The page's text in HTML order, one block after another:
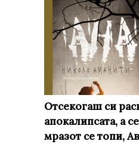
Отсекогаш си
апокалипсата, а
мразот се топи,